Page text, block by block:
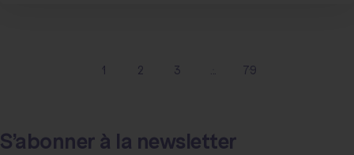
1 2 3 79
S’abonner à la newsletter